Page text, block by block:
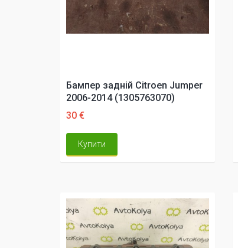
Бампер задній Citroen Jumper
2006-2014 (1305763070)
30 €
Купити